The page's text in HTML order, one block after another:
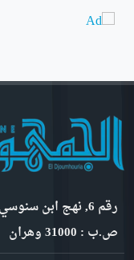
رقم 6, نهج ابن سنوسي حميدة
ص.ب : 31000 وهران